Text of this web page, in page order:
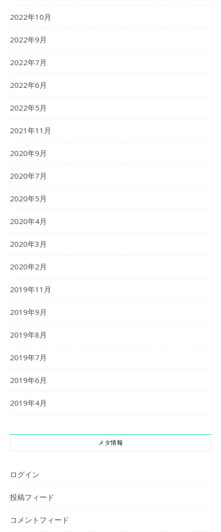
2022年10月
2022年9月
2022年7月
2022年6月
2022年5月
2021年11月
2020年9月
2020年7月
2020年5月
2020年4月
2020年3月
2020年2月
2019年11月
2019年9月
2019年8月
2019年7月
2019年6月
2019年4月
メタ情報
ログイン
投稿フィード
コメントフィード